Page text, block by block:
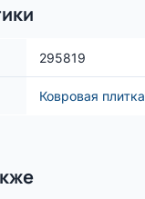
295819
Ковровая плитка